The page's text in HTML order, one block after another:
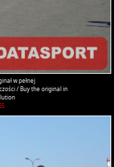
w pełnej
/ Buy the original in